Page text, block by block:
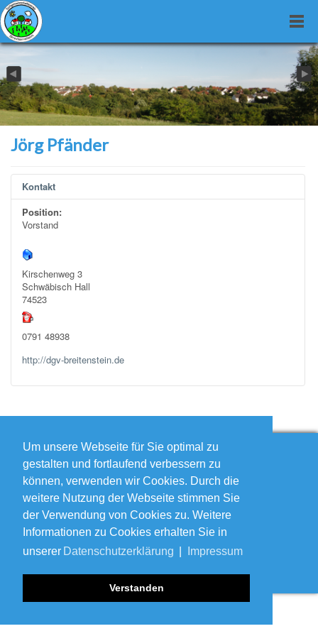
Um unsere Webseite für Sie optimal zu
gestalten und fortlaufend verbessern zu
können, verwenden wir Cookies. Durch die
weitere Nutzung der Webseite stimmen Sie
der Verwendung von Cookies zu. Weitere
Informationen zu Cookies erhalten Sie in
unserer Datenschutzerklärung Impressum
Verstanden
Jörg Pfänder
Kontakt
Position:
Vorstand
Kirschenweg 3
Schwäbisch Hall
74523
0791 48938
http://dgv-breitenstein.de
Login Form
Benutzername
Passwort
Angemeldet bleiben
Anmelden
Menü
Impressum
Datenschutzerklärung
Startseite